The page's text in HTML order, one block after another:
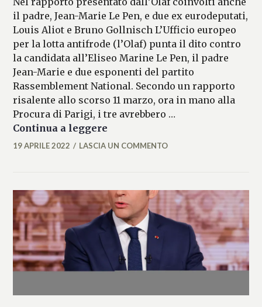
il padre, Jean-Marie Le Pen, e due ex eurodeputati,
Louis Aliot e Bruno Gollnisch L’Ufficio europeo
per la lotta antifrode (l’Olaf) punta il dito contro
la candidata all’Eliseo Marine Le Pen, il padre
Jean-Marie e due esponenti del partito
Rassemblement National. Secondo un rapporto
risalente allo scorso 11 marzo, ora in mano alla
Procura di Parigi, i tre avrebbero …
Continua a leggere
ALESSIA
19 APRILE 2022 LASCIA UN COMMENTO